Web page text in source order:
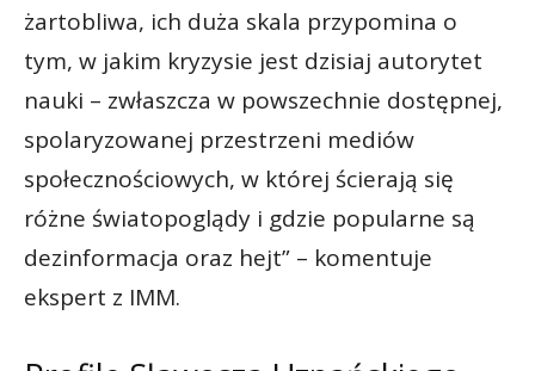
żartobliwa, ich duża skala przypomina o
tym, w jakim kryzysie jest dzisiaj autorytet
nauki – zwłaszcza w powszechnie dostępnej,
spolaryzowanej przestrzeni mediów
społecznościowych, w której ścierają się
różne światopoglądy i gdzie popularne są
dezinformacja oraz hejt” – komentuje
ekspert z IMM.